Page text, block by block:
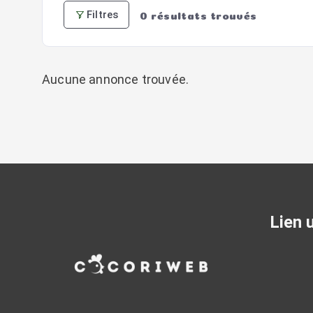
Filtres 0 résultats trouvés
Aucune annonce trouvée.
Lien